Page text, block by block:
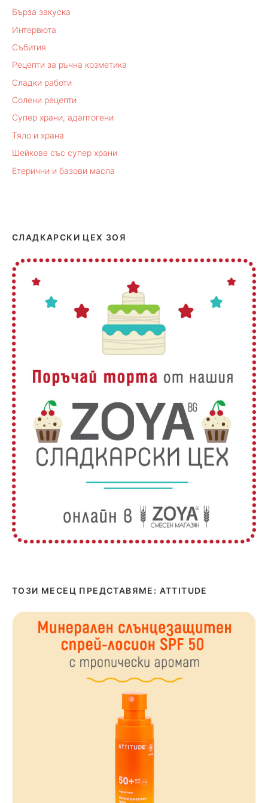
Бърза закуска
Интервюта
Събития
Рецепти за ръчна козметика
Сладки работи
Солени рецепти
Супер храни, адаптогени
Тяло и храна
Шейкове със супер храни
Етерични и базови масла
СЛАДКАРСКИ ЦЕХ ЗОЯ
ТОЗИ МЕСЕЦ ПРЕДСТАВЯМЕ: ATTITUDE